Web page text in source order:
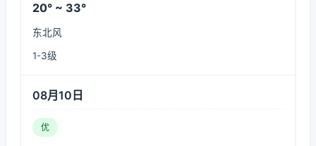
20° ~ 33°
东北风
1-3级
08月10日
优